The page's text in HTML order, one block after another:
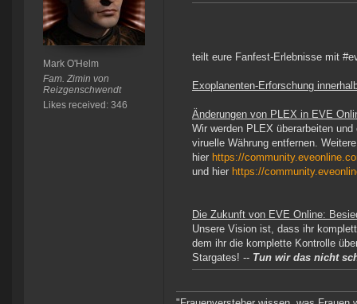
Mark O'Helm
Fam. Zimin von
Reizgenschwendt
Likes received: 346
teilt eure Fanfest-Erlebnisse mit
Exoplanenten-Erforschung
Änderungen von PLEX in EVE
Wir werden PLEX überarbeiten
viruelle Währung entfernen.
hier https://
und hier https://
Die Zukunft von EVE Online:
Unsere Vision ist, dass ihr
dem ihr die komplette Kontrolle
Stargates! -- Tun wir das nicht